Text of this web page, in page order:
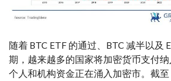
随着 BTC ETF 的通过、BTC 减半以及
期，越来越多的国家将加密货币支付
个人和机构资金正在涌入加密市。截至